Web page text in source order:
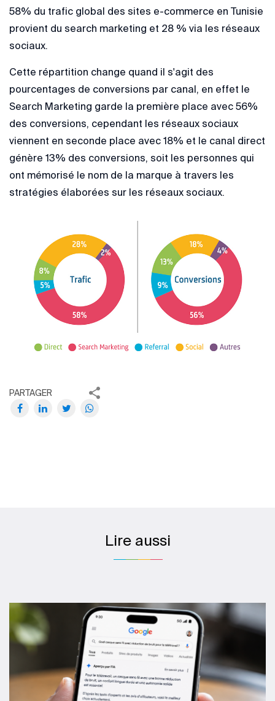
58% du trafic global des sites e-commerce en Tunisie
provient du search marketing et 28 % via les réseaux
sociaux.
Cette répartition change quand il s'agit des
pourcentages de conversions par canal, en effet le
Search Marketing garde la première place avec 56%
des conversions, cependant les réseaux sociaux
viennent en seconde place avec 18% et le canal direct
génère 13% des conversions, soit les personnes qui
ont mémorisé le nom de la marque à travers les
stratégies élaborées sur les réseaux sociaux.
PARTAGER
Lire aussi